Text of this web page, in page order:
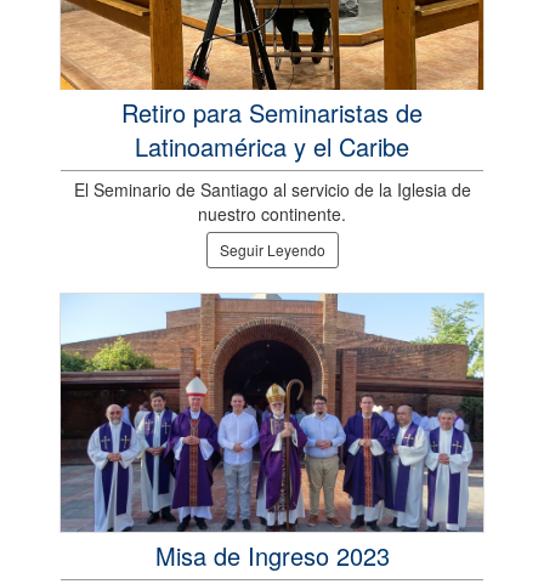
Retiro para Seminaristas de
Latinoamérica y el Caribe
El Seminario de Santiago al servicio de la Iglesia de
nuestro continente.
Seguir Leyendo
Misa de Ingreso 2023